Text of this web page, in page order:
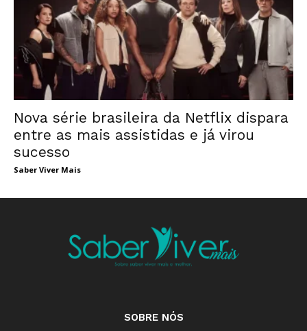
Nova série brasileira da Netflix dispara
entre as mais assistidas e já virou
sucesso
Saber Viver Mais
SOBRE NÓS